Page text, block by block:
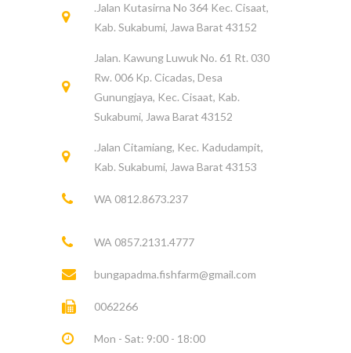
.Jalan Kutasirna No 364 Kec. Cisaat,
Kab. Sukabumi, Jawa Barat 43152
Jalan. Kawung Luwuk No. 61 Rt. 030
Rw. 006 Kp. Cicadas, Desa
Gunungjaya, Kec. Cisaat, Kab.
Sukabumi, Jawa Barat 43152
.Jalan Citamiang, Kec. Kadudampit,
Kab. Sukabumi, Jawa Barat 43153
WA 0812.8673.237
WA 0857.2131.4777
bungapadma.fishfarm@gmail.com
0062266
Mon - Sat: 9:00 - 18:00